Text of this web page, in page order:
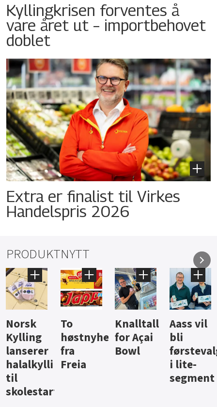
Kyllingkrisen forventes å
vare året ut – importbehovet
doblet
Extra er finalist til Virkes
Handelspris 2026
PRODUKTNYTT
Knalltall
for Açai
Bowl
Aass vil
bli
førstevalg
i lite-
Brus og
jus fra
Berentsen
Hard
iste fra
Hansa